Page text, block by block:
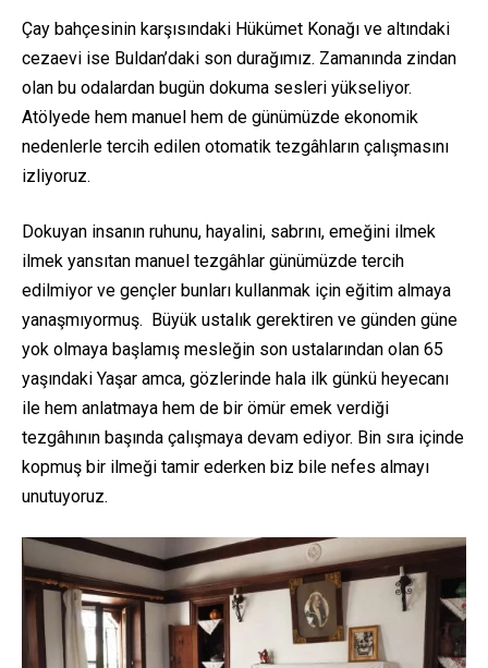
Çay bahçesinin karşısındaki Hükümet Konağı ve altındaki
cezaevi ise Buldan’daki son durağımız. Zamanında zindan
olan bu odalardan bugün dokuma sesleri yükseliyor.
Atölyede hem manuel hem de günümüzde ekonomik
nedenlerle tercih edilen otomatik tezgâhların çalışmasını
izliyoruz.
Dokuyan insanın ruhunu, hayalini, sabrını, emeğini ilmek
ilmek yansıtan manuel tezgâhlar günümüzde tercih
edilmiyor ve gençler bunları kullanmak için eğitim almaya
yanaşmıyormuş. Büyük ustalık gerektiren ve günden güne
yok olmaya başlamış mesleğin son ustalarından olan 65
yaşındaki Yaşar amca, gözlerinde hala ilk günkü heyecanı
ile hem anlatmaya hem de bir ömür emek verdiği
tezgâhının başında çalışmaya devam ediyor. Bin sıra içinde
kopmuş bir ilmeği tamir ederken biz bile nefes almayı
unutuyoruz.